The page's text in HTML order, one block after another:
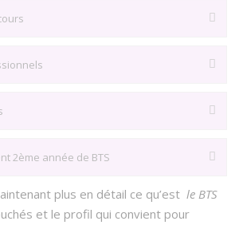
2ème année de BTS
plus en détail ce qu’est le BTS
et le profil qui convient pour